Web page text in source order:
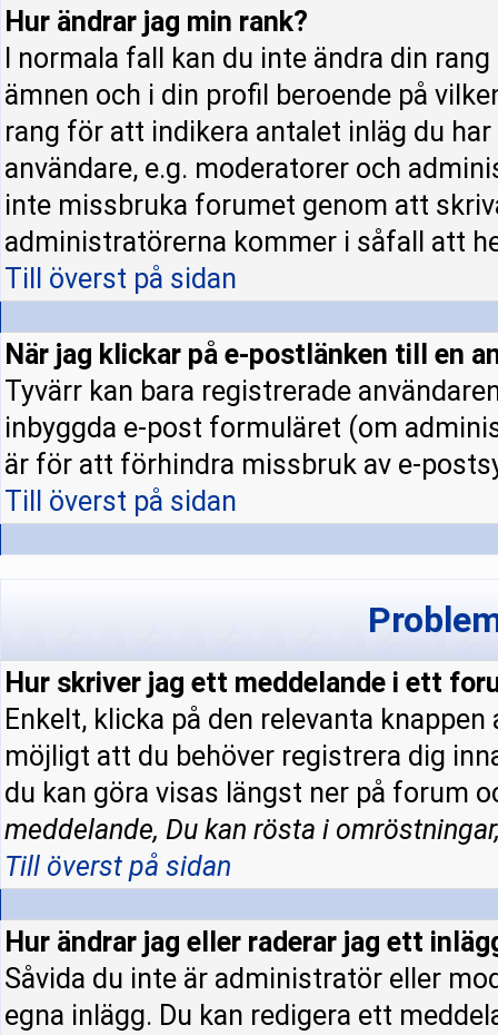
Hur ändrar jag min rank?
I normala fall kan du inte ändra din
ämnen och i din profil beroende på
rang för att indikera antalet inläg du
användare, e.g. moderatorer och
inte missbruka forumet genom att
administratörerna kommer i såfall att
Till överst på sidan
När jag klickar på e-postlänken till en
Tyvärr kan bara registrerade
inbyggda e-post formuläret (om
är för att förhindra missbruk av e-
Till överst på sidan
Hur skriver jag ett meddelande i ett
Enkelt, klicka på den relevanta
möjligt att du behöver registrera dig
du kan göra visas längst ner på forum
meddelande, Du kan rösta i
Till överst på sidan
Hur ändrar jag eller raderar jag ett
Såvida du inte är administratör eller
egna inlägg. Du kan redigera ett